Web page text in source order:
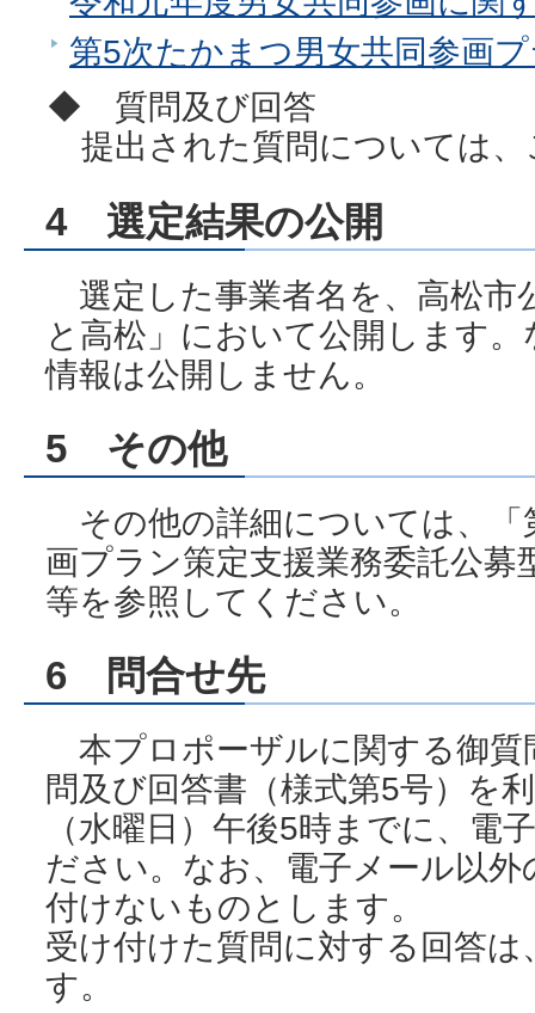
第5次たかまつ男女共同参画
◆ 質問及び回答
提出された質問については、
4 選定結果の公開
選定した事業者名を、高松市
と高松」において公開します
情報は公開しません。
5 その他
その他の詳細については、「
画プラン策定支援業務委託公
等を参照してください。
6 問合せ先
本プロポーザルに関する御質
問及び回答書（様式第5号）を
（水曜日）午後5時までに、電
ださい。なお、電子メール以
付けないものとします。
受け付けた質問に対する回答
す。